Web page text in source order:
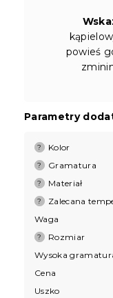
powieś
Parametry
? Kolor
? Gramatura
? Materiał
? Zalecana
Waga
? Rozmiar
Wysoka
Cena
Uszko